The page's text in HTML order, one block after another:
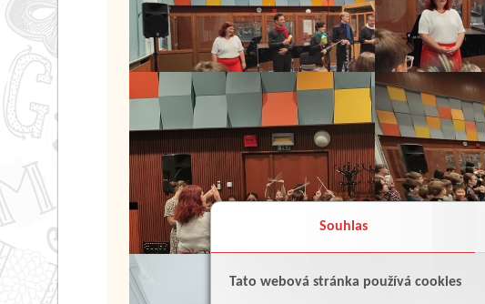
Souhlas
Tato webová stránka používá cookies